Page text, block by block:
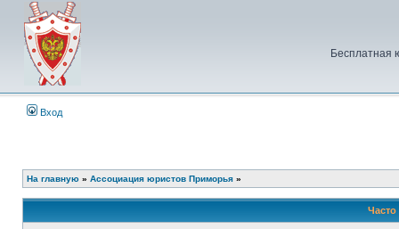
Бесплатная
Вход
На главную » Ассоциация юристов Приморья »